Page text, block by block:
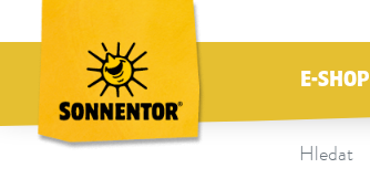
Na obsah stránky
Na seznam obsahu
Na menu
E-SHOP
Table Of Content